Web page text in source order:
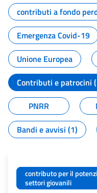
contributi a fondo
Emergenza Covid-19
Unione Europea
Contributi e patrocini
PNRR
Bandi e avvisi (1)
contributo per il
settori giovanili